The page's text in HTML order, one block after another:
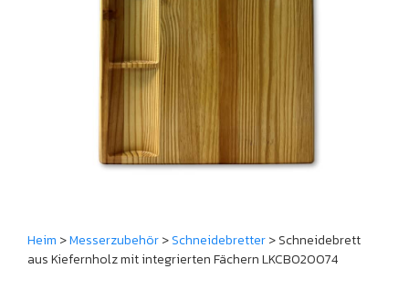
Heim >Messerzubehör>Schneidebretter> Schneidebrett
aus Kiefernholz mit integrierten Fächern LKCBO20074